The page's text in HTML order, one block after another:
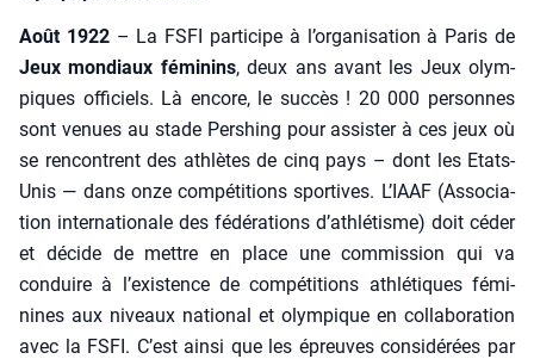
Août 1922– La FSFI par­ti­cipe à l’or­ga­ni­sa­tion à Paris de
Jeux mon­diaux fémi­nins, deux ans avant les Jeux olym­
piques offi­ciels. Là encore, le suc­cès ! 20 000 per­sonnes
sont venues au stade Per­shing pour assis­ter à ces jeux où
se ren­contrent des ath­lètes de cinq pays – dont les Etats-
Unis — dans onze com­pé­ti­tions spor­tives. L’IAAF (Asso­cia­
tion inter­na­tio­nale des fédé­ra­tions d’athlétisme) doit céder
et décide de mettre en place une com­mis­sion qui va
conduire à l’existence de com­pé­ti­tions ath­lé­tiques fémi­
nines aux niveaux natio­nal et olym­pique en col­la­bo­ra­tion
avec la FSFI. C’est ain­si que les épreuves consi­dé­rées par